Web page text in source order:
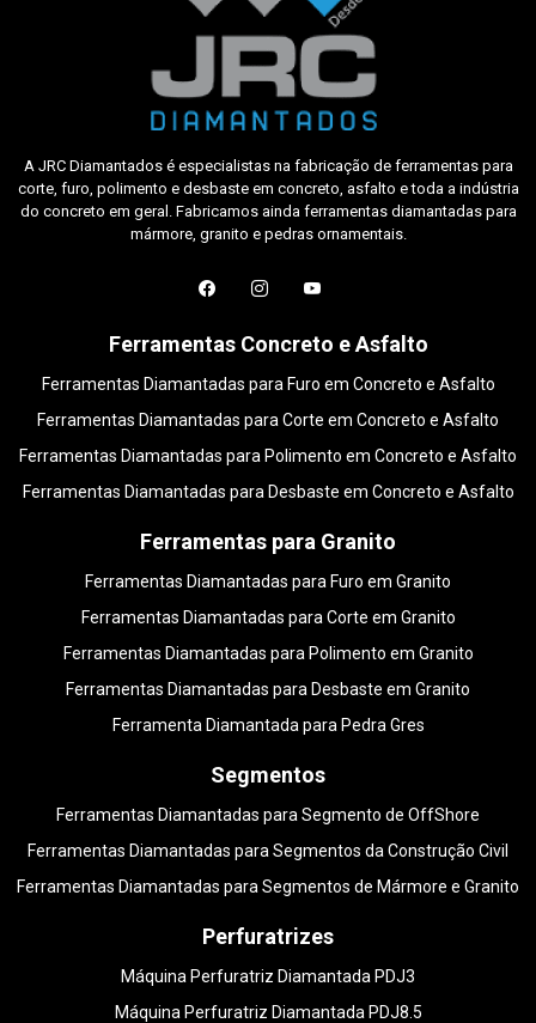
A JRC Diamantados é especialistas na fabricação de ferramentas para
corte, furo, polimento e desbaste em concreto, asfalto e toda a indústria
do concreto em geral. Fabricamos ainda ferramentas diamantadas para
mármore, granito e pedras ornamentais.
Ferramentas Concreto e Asfalto
Ferramentas Diamantadas para Furo em Concreto e Asfalto
Ferramentas Diamantadas para Corte em Concreto e Asfalto
Ferramentas Diamantadas para Polimento em Concreto e Asfalto
Ferramentas Diamantadas para Desbaste em Concreto e Asfalto
Ferramentas para Granito
Ferramentas Diamantadas para Furo em Granito
Ferramentas Diamantadas para Corte em Granito
Ferramentas Diamantadas para Polimento em Granito
Ferramentas Diamantadas para Desbaste em Granito
Ferramenta Diamantada para Pedra Gres
Segmentos
Ferramentas Diamantadas para Segmento de OffShore
Ferramentas Diamantadas para Segmentos da Construção Civil
Ferramentas Diamantadas para Segmentos de Mármore e Granito
Perfuratrizes
Máquina Perfuratriz Diamantada PDJ3
Máquina Perfuratriz Diamantada PDJ8.5